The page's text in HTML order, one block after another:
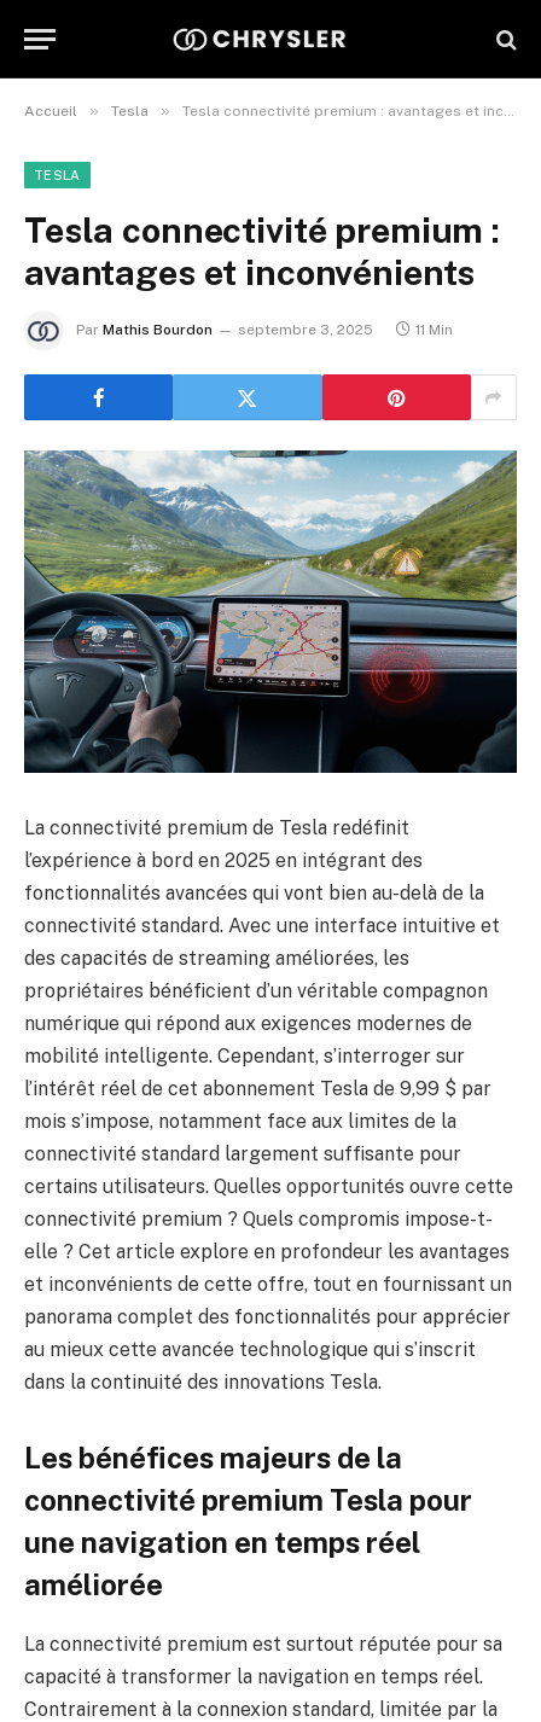
Accueil » Tesla » Tesla connectivité premium : avantages et inconvénients
TESLA
Tesla connectivité premium :
avantages et inconvénients
Par Mathis Bourdon septembre 3, 2025 11 Min
La connectivité premium de Tesla redéfinit
l’expérience à bord en 2025 en intégrant des
fonctionnalités avancées qui vont bien au-delà de la
connectivité standard. Avec une interface intuitive et
des capacités de streaming améliorées, les
propriétaires bénéficient d’un véritable compagnon
numérique qui répond aux exigences modernes de
mobilité intelligente. Cependant, s’interroger sur
l’intérêt réel de cet abonnement Tesla de 9,99 $ par
mois s’impose, notamment face aux limites de la
connectivité standard largement suffisante pour
certains utilisateurs. Quelles opportunités ouvre cette
connectivité premium ? Quels compromis impose-t-
elle ? Cet article explore en profondeur les avantages
et inconvénients de cette offre, tout en fournissant un
panorama complet des fonctionnalités pour apprécier
au mieux cette avancée technologique qui s’inscrit
dans la continuité des innovations Tesla.
Les bénéfices majeurs de la
connectivité premium Tesla pour
une navigation en temps réel
améliorée
La connectivité premium est surtout réputée pour sa
capacité à transformer la navigation en temps réel.
Contrairement à la connexion standard, limitée par la